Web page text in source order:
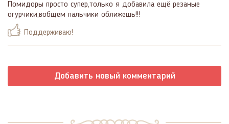
Помидоры просто супер,только я добавила ещё резаные
огурчики,вобщем пальчики оближешь!!!
Поддерживаю!
Добавить новый комментарий